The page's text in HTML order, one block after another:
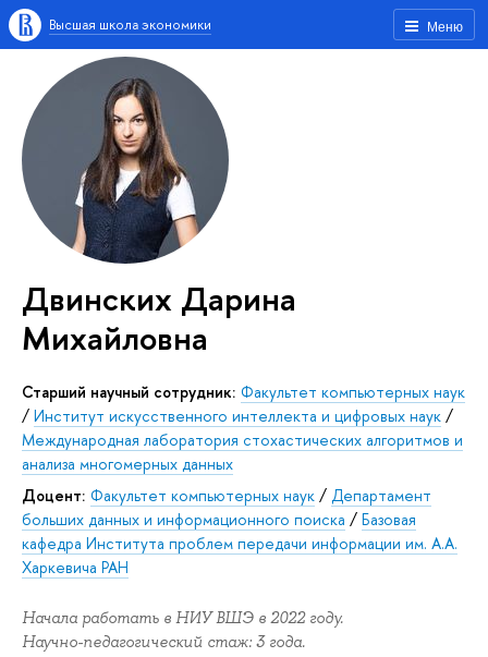
Меню
Высшая школа экономики
Двинских Дарина
Михайловна
Старший научный сотрудник: Факультет компьютерных наук
/ Институт искусственного интеллекта и цифровых наук /
Международная лаборатория стохастических алгоритмов и
анализа многомерных данных
Доцент: Факультет компьютерных наук / Департамент
больших данных и информационного поиска / Базовая
кафедра Института проблем передачи информации им. А.А.
Харкевича РАН
Начала работать в НИУ ВШЭ в 2022 году.
Научно-педагогический стаж: 3 года.